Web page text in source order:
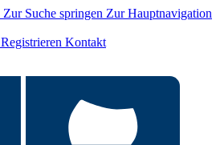
Zur Suche springen Zur Hauptnavigation
Registrieren Kontakt